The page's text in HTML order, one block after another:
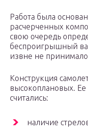
Работа была
расчерченных
свою очередь
беспроигрышный
извне не
Конструкция
высокоплановых.
считались:
наличие